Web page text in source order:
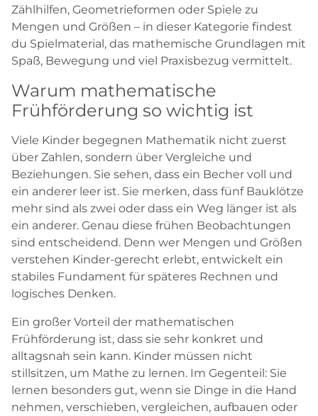
Zählhilfen, Geometrieformen oder Spiele zu
Mengen und Größen – in dieser Kategorie findest
du Spielmaterial, das mathemische Grundlagen mit
Spaß, Bewegung und viel Praxisbezug vermittelt.
Warum mathematische
Frühförderung so wichtig ist
Viele Kinder begegnen Mathematik nicht zuerst
über Zahlen, sondern über Vergleiche und
Beziehungen. Sie sehen, dass ein Becher voll und
ein anderer leer ist. Sie merken, dass fünf Bauklötze
mehr sind als zwei oder dass ein Weg länger ist als
ein anderer. Genau diese frühen Beobachtungen
sind entscheidend. Denn wer Mengen und Größen
verstehen Kinder-gerecht erlebt, entwickelt ein
stabiles Fundament für späteres Rechnen und
logisches Denken.
Ein großer Vorteil der mathematischen
Frühförderung ist, dass sie sehr konkret und
alltagsnah sein kann. Kinder müssen nicht
stillsitzen, um Mathe zu lernen. Im Gegenteil: Sie
lernen besonders gut, wenn sie Dinge in die Hand
nehmen, verschieben, vergleichen, aufbauen oder